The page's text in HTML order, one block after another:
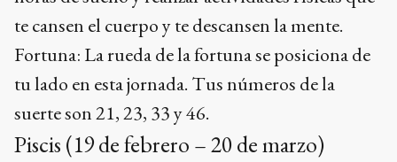
te cansen el cuerpo y te descansen la mente.
Fortuna: La rueda de la fortuna se posiciona de
tu lado en esta jornada. Tus números de la
suerte son 21, 23, 33 y 46.
Piscis (19 de febrero – 20 de marzo)